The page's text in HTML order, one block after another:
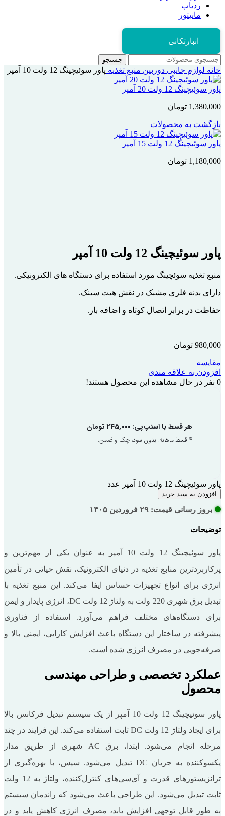
ردیاب
مانیتور
انبارتکانی
جستجو
خانه لوازم جانبی دوربین منبع تغذیه پاور سوئیچینگ 12 ولت 10 آمپر
پاور سوئیچینگ 12 ولت 20 آمپر
1,380,000 تومان
بازگشت به محصولات
پاور سوئیچینگ 12 ولت 15 آمپر
1,180,000 تومان
پاور سوئیچینگ 12 ولت 10 آمپر
منبع تغذیه سوئچینگ مورد استفاده برای دستگاه های الکترونیکی.
دارای بدنه فلزی مشبک در نقش هیت سینک.
حفاظت در برابر اتصال کوتاه و اضافه بار.
980,000 تومان
مقایسه
افزودن به علاقه مندی
0 نفر در حال مشاهده این محصول هستند!
هر قسط با اسنپ‌پی: 245,000 تومان
۴ قسط ماهانه. بدون سود، چک و ضامن.
پاور سوئیچینگ 12 ولت 10 آمپر عدد
افزودن به سبد خرید
بروز رسانی قیمت: ۲۹ فروردین ۱۴۰۵
توضیحات
پاور سوئیچینگ 12 ولت 10 آمپر به عنوان یکی از مهم‌ترین و
پرکاربردترین منابع تغذیه در دنیای الکترونیک، نقش حیاتی در تأمین
انرژی برای انواع تجهیزات حساس ایفا می‌کند. این منبع تغذیه با
تبدیل برق شهری 220 ولت به ولتاژ 12 ولت DC، انرژی پایدار و ایمن
برای دستگاه‌های مختلف فراهم می‌آورد. استفاده از فناوری
پیشرفته در ساختار این دستگاه باعث افزایش کارایی، ایمنی بالا و
صرفه‌جویی در مصرف انرژی شده است.
عملکرد تخصصی و طراحی مهندسی
محصول
پاور سوئیچینگ 12 ولت 10 آمپر از یک سیستم تبدیل فرکانس بالا
برای ایجاد ولتاژ 12 ولت DC ثابت استفاده می‌کند. این فرایند در چند
مرحله انجام می‌شود. ابتدا، برق AC شهری از طریق مدار
یکسوکننده به جریان DC تبدیل می‌شود. سپس، با بهره‌گیری از
ترانزیستورهای قدرت و آی‌سی‌های کنترل‌کننده، ولتاژ به 12 ولت
ثابت تبدیل می‌شود. این طراحی باعث می‌شود که راندمان سیستم
به طور قابل توجهی افزایش یابد، مصرف انرژی کاهش یابد و در